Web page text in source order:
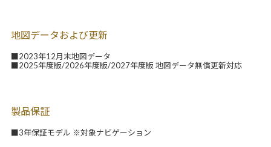
地図データおよび更新
■2023年12月末地図データ
■2025年度版/2026年度版/2027年度版 地図データ無償更新対応
製品保証
■3年保証モデル ※対象ナビゲーション